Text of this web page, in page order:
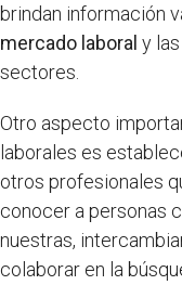
brindan información
mercado laboral y
sectores.
Otro aspecto
laborales es
otros profesionales
conocer a personas
nuestras,
colaborar en la